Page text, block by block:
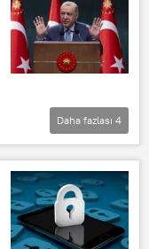
Daha fazlası 4